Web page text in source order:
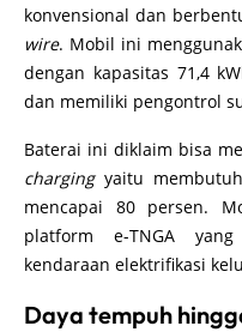
konvensional dan
wire. Mobil ini
dengan kapasitas 71,4
dan memiliki pengontrol
Baterai ini diklaim bisa
charging yaitu
mencapai 80 persen.
platform e-TNGA
kendaraan elektrifikasi
Daya tempuh